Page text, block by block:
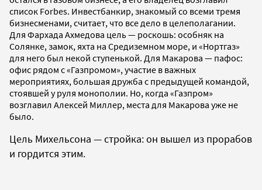
список Forbes. Инвестбанкир, знакомый со всеми тремя
бизнесменами, считает, что все дело в целеполагании.
Для Фархада Ахмедова цель — роскошь: особняк на
Солянке, замок, яхта на Средиземном море, и «Нортгаз»
для него был некой ступенькой. Для Макарова — пафос:
офис рядом с «Газпромом», участие в важных
мероприятиях, большая дружба с предыдущей командой,
стоявшей у руля монополии. Но, когда «Газпром»
возглавил Алексей Миллер, места для Макарова уже не
было.
Цель Михельсона — стройка: он вышел из прорабов
и гордится этим.